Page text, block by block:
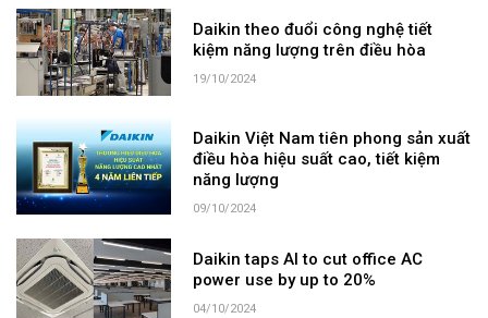
Daikin theo đuổi công nghệ tiết
kiệm năng lượng trên điều hòa
19/10/2024
Daikin Việt Nam tiên phong sản xuất
điều hòa hiệu suất cao, tiết kiệm
năng lượng
09/10/2024
Daikin taps AI to cut office AC
power use by up to 20%
04/10/2024